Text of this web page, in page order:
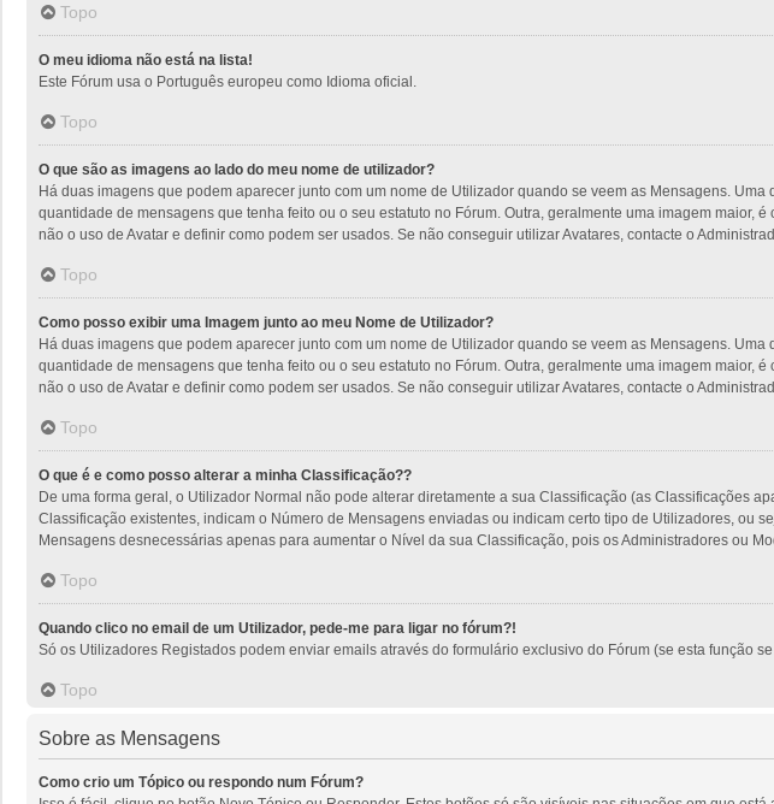
Topo
O meu idioma não está na lista!
Este Fórum usa o Português europeu como Idioma oficial.
Topo
O que são as imagens ao lado do meu nome de utilizador?
Há duas imagens que podem aparecer junto com um nome de Utilizador quando se veem as Mensagens.
quantidade de mensagens que tenha feito ou o seu estatuto no Fórum. Outra, geralmente uma imagem
não o uso de Avatar e definir como podem ser usados. Se não conseguir utilizar Avatares, contacte o
Topo
Como posso exibir uma Imagem junto ao meu Nome de Utilizador?
Há duas imagens que podem aparecer junto com um nome de Utilizador quando se veem as Mensagens.
quantidade de mensagens que tenha feito ou o seu estatuto no Fórum. Outra, geralmente uma imagem
não o uso de Avatar e definir como podem ser usados. Se não conseguir utilizar Avatares, contacte o
Topo
O que é e como posso alterar a minha Classificação??
De uma forma geral, o Utilizador Normal não pode alterar diretamente a sua Classificação (as Classificações
Classificação existentes, indicam o Número de Mensagens enviadas ou indicam certo tipo de Utilizadores, ou
Mensagens desnecessárias apenas para aumentar o Nível da sua Classificação, pois os Administradores ou
Topo
Quando clico no email de um Utilizador, pede-me para ligar no fórum?!
Só os Utilizadores Registados podem enviar emails através do formulário exclusivo do Fórum (se esta função
Topo
Sobre as Mensagens
Como crio um Tópico ou respondo num Fórum?